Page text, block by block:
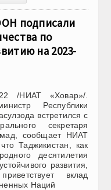
подписали
по
на 2023-
/НИАТ «Ховар»/.
Республики
встретился с
секретаря
сообщает НИАТ
Таджикистан, как
десятилетия
развития,
вклад
Наций